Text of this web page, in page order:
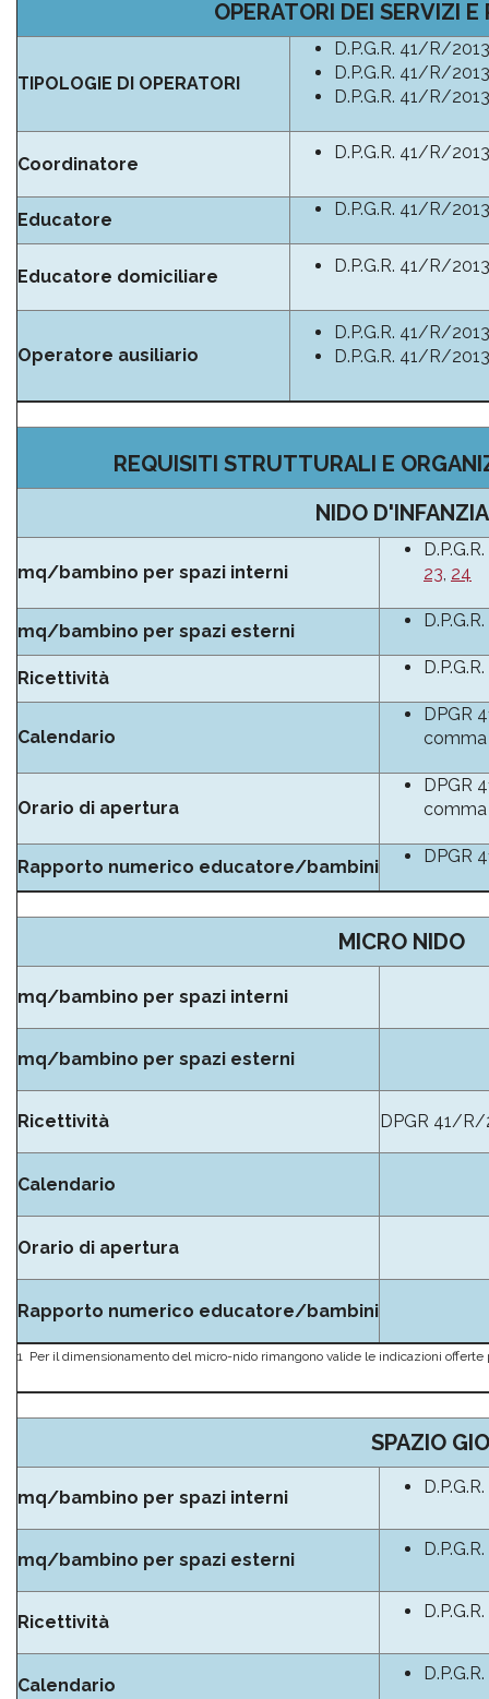
OPERATORI DEI SERVIZI E
TIPOLOGIE DI OPERATORI
D.P.G.R. 41/R/
D.P.G.R. 41/R/
D.P.G.R. 41/R/
Coordinatore
D.P.G.R. 41/R/
Educatore
D.P.G.R. 41/R/
Educatore domiciliare
D.P.G.R. 41/R/
Operatore ausiliario
D.P.G.R. 41/R/
D.P.G.R. 41/R/
REQUISITI STRUTTURALI E
NIDO D'INFANZIA
mq/bambino per spazi interni
23, 24
mq/bambino per spazi esterni
Ricettività
Calendario
DPGR
comma
Orario di apertura
DPGR
comma
Rapporto numerico educatore/bambini
DPGR
MICRO NIDO
mq/bambino per spazi interni
mq/bambino per spazi esterni
Ricettività DPGR 41/R/
Calendario
Orario di apertura
Rapporto numerico educatore/bambini
1 Per il dimensionamento del micro-nido rimangono valide le indicazioni offerte
SPAZIO
mq/bambino per spazi interni
mq/bambino per spazi esterni
Ricettività
Calendario